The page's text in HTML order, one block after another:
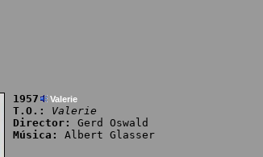
1957 Valerie
T.O.:
Valerie
Director:
Gerd Oswald
Música:
Albert Glasser